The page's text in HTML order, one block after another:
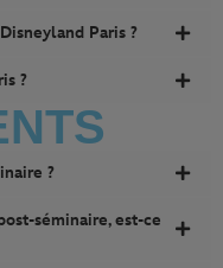
Paris ?
?
?
séminaire, est-ce